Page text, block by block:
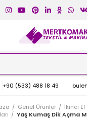
+90 (533) 488 18 49
Genel Ürünler
İkinci
Yaş Kumaş Dik Açma